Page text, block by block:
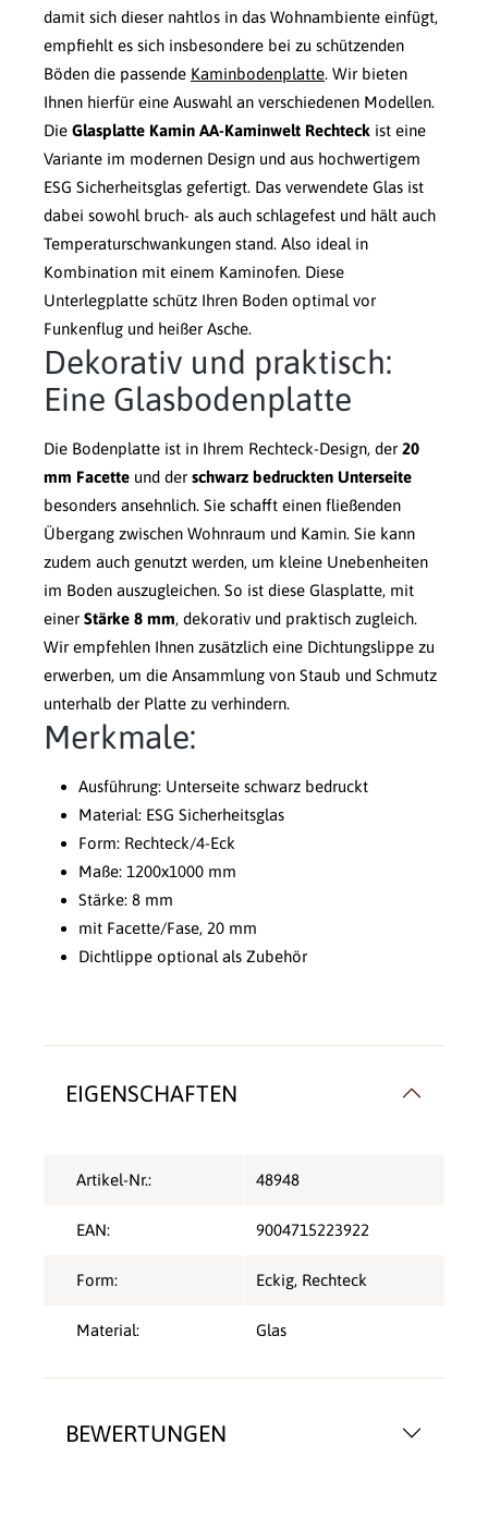
damit sich dieser nahtlos in das Wohnambiente einfügt,
empfiehlt es sich insbesondere bei zu schützenden
Böden die passende Kaminbodenplatte. Wir bieten
Ihnen hierfür eine Auswahl an verschiedenen Modellen.
Die Glasplatte Kamin AA-Kaminwelt Rechteck ist eine
Variante im modernen Design und aus hochwertigem
ESG Sicherheitsglas gefertigt. Das verwendete Glas ist
dabei sowohl bruch- als auch schlagefest und hält auch
Temperaturschwankungen stand. Also ideal in
Kombination mit einem Kaminofen. Diese
Unterlegplatte schütz Ihren Boden optimal vor
Funkenflug und heißer Asche.
Dekorativ und praktisch:
Eine Glasbodenplatte
Die Bodenplatte ist in Ihrem Rechteck-Design, der 20
mm Facette und der schwarz bedruckten Unterseite
besonders ansehnlich. Sie schafft einen fließenden
Übergang zwischen Wohnraum und Kamin. Sie kann
zudem auch genutzt werden, um kleine Unebenheiten
im Boden auszugleichen. So ist diese Glasplatte, mit
einer Stärke 8 mm, dekorativ und praktisch zugleich.
Wir empfehlen Ihnen zusätzlich eine Dichtungslippe zu
erwerben, um die Ansammlung von Staub und Schmutz
unterhalb der Platte zu verhindern.
Merkmale:
Ausführung: Unterseite schwarz bedruckt
Material: ESG Sicherheitsglas
Form: Rechteck/4-Eck
Maße: 1200x1000 mm
Stärke: 8 mm
mit Facette/Fase, 20 mm
Dichtlippe optional als Zubehör
BEWERTUNGEN
EIGENSCHAFTEN
Artikel-Nr.: 48948
EAN: 9004715223922
Form: Eckig, Rechteck
Material: Glas